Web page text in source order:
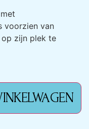
voorzien van
zijn plek te